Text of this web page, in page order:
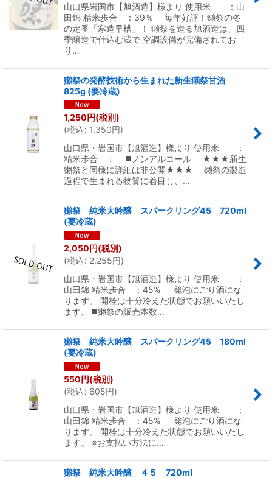
山口県岩国市【旭酒造】様より 使用米 ：山
田錦 精米歩合 ：39％ 毎年好評！獺祭の冬
の定番「寒造早槽」！ 獺祭を造る旭酒造は、四
季醸造で仕込む蔵で 空調設備が完備されてお
り…
獺祭の発酵技術から生まれた新生獺祭甘酒
825g (要冷蔵)
1,250円(税別)
(税込: 1,350円)
山口県・岩国市【旭酒造】様より 使用米 ：
精米歩合 ： ◼️ノンアルコール ★★★新生
獺祭と同様に詳細は非公開★★★ 獺祭の製造
過程で生まれる物質に着目し、…
獺祭 純米大吟醸 スパークリング45 720ml
(要冷蔵)
2,050円(税別)
(税込: 2,255円)
山口県・岩国市【旭酒造】様より 使用米 ：
山田錦 精米歩合 ：45% 発泡にごり酒にな
ります。 開栓は十分冷えた状態でお願いいたし
ます。 ◼️獺祭の販売本数…
獺祭 純米大吟醸 スパークリング45 180ml
(要冷蔵)
550円(税別)
(税込: 605円)
山口県・岩国市【旭酒造】様より 使用米 ：
山田錦 精米歩合 ：45% 発泡にごり酒にな
ります。 開栓は十分冷えた状態でお願いいたし
ます。 ※お支払い方法に…
獺祭 純米大吟醸 ４５ 720ml